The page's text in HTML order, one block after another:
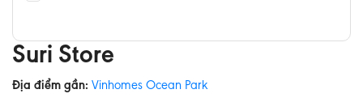
Suri Store
Địa điểm gần: Vinhomes Ocean Park